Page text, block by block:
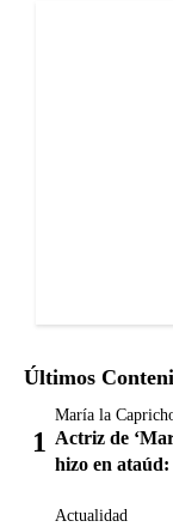
Últimos
María la
Actriz de
hizo en
Actualidad